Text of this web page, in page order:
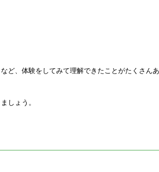
ど、体験をしてみて理解できたことがたくさん
しょう。